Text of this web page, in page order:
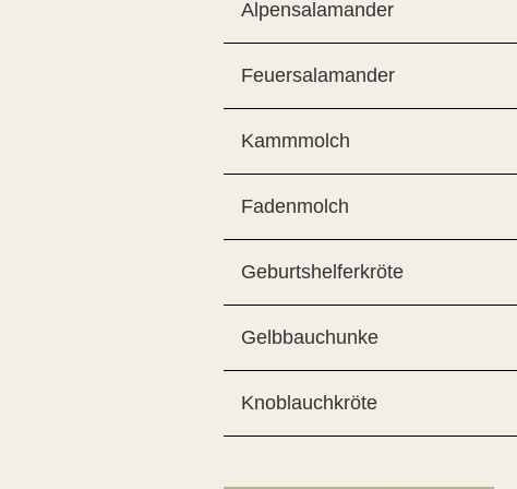
Alpensalamander
Feuersalamander
Kammmolch
Fadenmolch
Geburtshelferkröte
Gelbbauchunke
Knoblauchkröte